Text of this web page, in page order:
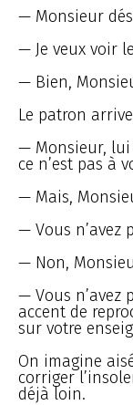
— Monsieur
— Je veux voir
— Bien,
Le patron
— Monsieur, lui
ce n’est pas à
— Mais,
— Vous n’avez
— Non,
— Vous n’avez
accent de
sur votre
On imagine
corriger
déjà loin.